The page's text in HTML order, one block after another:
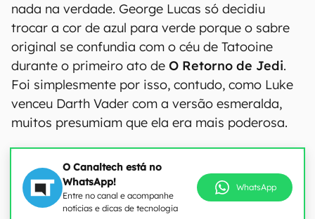
nada na verdade. George Lucas só decidiu
trocar a cor de azul para verde porque o sabre
original se confundia com o céu de Tatooine
durante o primeiro ato de O Retorno de Jedi.
Foi simplesmente por isso, contudo, como Luke
venceu Darth Vader com a versão esmeralda,
muitos presumiam que ela era mais poderosa.
O Canaltech está no
WhatsApp!
Entre no canal e acompanhe
notícias e dicas de tecnologia
WhatsApp